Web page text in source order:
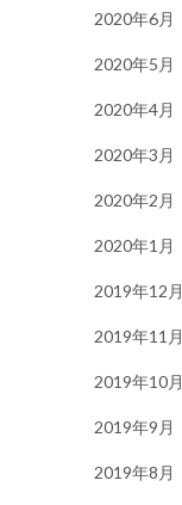
2020年6月
2020年5月
2020年4月
2020年3月
2020年2月
2020年1月
2019年12月
2019年11月
2019年10月
2019年9月
2019年8月